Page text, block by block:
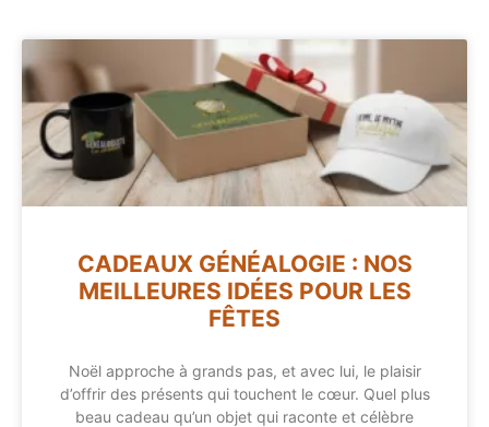
CADEAUX GÉNÉALOGIE : NOS
MEILLEURES IDÉES POUR LES
FÊTES
Noël approche à grands pas, et avec lui, le plaisir
d’offrir des présents qui touchent le cœur. Quel plus
beau cadeau qu’un objet qui raconte et célèbre